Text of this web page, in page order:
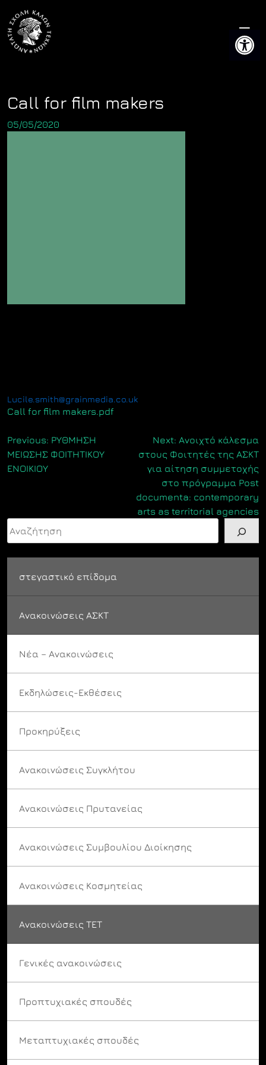
content
Call for film makers
05/05/2020
Lucile.smith@grainmedia.co.uk
Call for film makers.pdf
Πλοήγηση
άρθρων
Previous: ΡΥΘΜΗΣΗ
ΜΕΙΩΣΗΣ ΦΟΙΤΗΤΙΚΟΥ
ΕΝΟΙΚΙΟΥ
Next: Ανοιχτό κάλεσμα
στους Φοιτητές της ΑΣΚΤ
για αίτηση συμμετοχής
στο πρόγραμμα Post
documenta: contemporary
arts as territorial agencies
Αναζήτηση
στεγαστικό επίδομα
Ανακοινώσεις ΑΣΚΤ
Νέα – Ανακοινώσεις
Εκδηλώσεις-Εκθέσεις
Προκηρύξεις
Ανακοινώσεις Συγκλήτου
Ανακοινώσεις Πρυτανείας
Ανακοινώσεις Συμβουλίου Διοίκησης
Ανακοινώσεις Κοσμητείας
Ανακοινώσεις ΤΕΤ
Γενικές ανακοινώσεις
Προπτυχιακές σπουδές
Μεταπτυχιακές σπουδές